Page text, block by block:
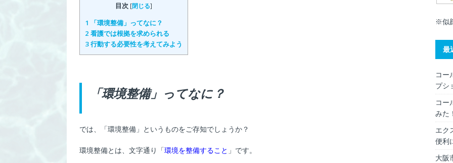
目次 [閉じる]
1
「環境整備」ってなに？
2 看護では根拠を求められる
3行動する必要性を考えてみよう
「環境整備」ってなに？
では、「環境整備」というものをご存知でしょうか？
環境整備とは、文字通り「環境を整備すること 」です。
※似
最
コー
プシ
コー
みた
エク
便利
大阪